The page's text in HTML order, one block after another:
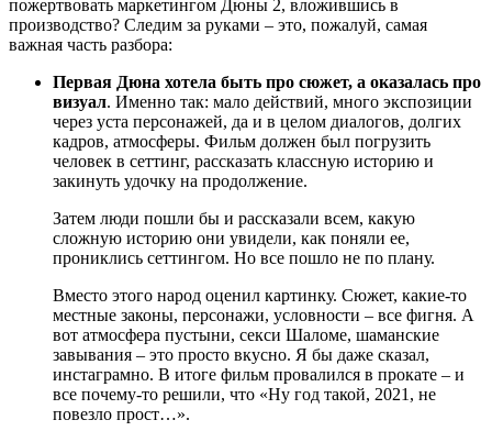
пожертвовать маркетингом Дюны 2, вложившись в
производство? Следим за руками – это, пожалуй, самая
важная часть разбора:
Первая Дюна хотела быть про сюжет, а оказалась про
визуал. Именно так: мало действий, много экспозиции
через уста персонажей, да и в целом диалогов, долгих
кадров, атмосферы. Фильм должен был погрузить
человек в сеттинг, рассказать классную историю и
закинуть удочку на продолжение.
Затем люди пошли бы и рассказали всем, какую
сложную историю они увидели, как поняли ее,
прониклись сеттингом. Но все пошло не по плану.
Вместо этого народ оценил картинку. Сюжет, какие-то
местные законы, персонажи, условности – все фигня. А
вот атмосфера пустыни, секси Шаломе, шаманские
завывания – это просто вкусно. Я бы даже сказал,
инстаграмно. В итоге фильм провалился в прокате – и
все почему-то решили, что «Ну год такой, 2021, не
повезло прост…».